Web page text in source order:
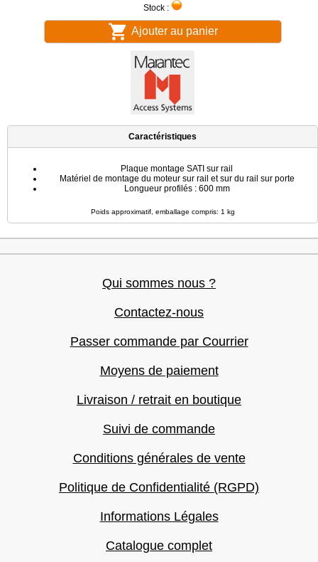
Stock :
Ajouter au panier
Caractéristiques
Plaque montage SATI sur rail
Matériel de montage du moteur sur rail et sur du rail sur porte
Longueur profilés : 600 mm
Poids approximatif, emballage compris: 1 kg
Qui sommes nous ?
Contactez-nous
Passer commande par Courrier
Moyens de paiement
Livraison / retrait en boutique
Suivi de commande
Conditions générales de vente
Politique de Confidentialité (RGPD)
Informations Légales
Catalogue complet